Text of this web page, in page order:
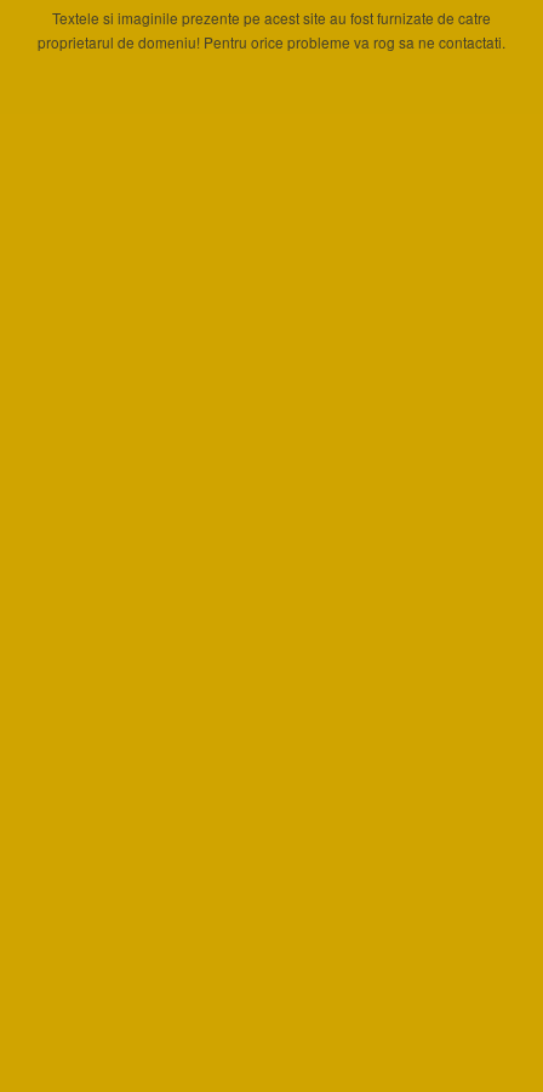
Textele si imaginile prezente pe acest site au fost furnizate de catre
proprietarul de domeniu! Pentru orice probleme va rog sa ne contactati.